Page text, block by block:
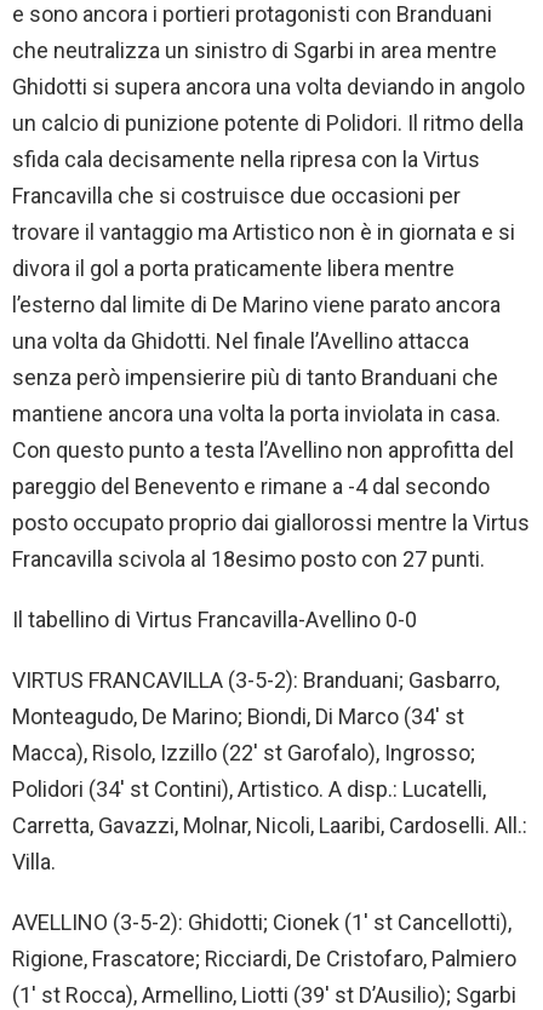
e sono ancora i portieri protagonisti con Branduani
che neutralizza un sinistro di Sgarbi in area mentre
Ghidotti si supera ancora una volta deviando in angolo
un calcio di punizione potente di Polidori. Il ritmo della
sfida cala decisamente nella ripresa con la Virtus
Francavilla che si costruisce due occasioni per
trovare il vantaggio ma Artistico non è in giornata e si
divora il gol a porta praticamente libera mentre
l’esterno dal limite di De Marino viene parato ancora
una volta da Ghidotti. Nel finale l’Avellino attacca
senza però impensierire più di tanto Branduani che
mantiene ancora una volta la porta inviolata in casa.
Con questo punto a testa l’Avellino non approfitta del
pareggio del Benevento e rimane a -4 dal secondo
posto occupato proprio dai giallorossi mentre la Virtus
Francavilla scivola al 18esimo posto con 27 punti.
Il tabellino di Virtus Francavilla-Avellino 0-0
VIRTUS FRANCAVILLA (3-5-2): Branduani; Gasbarro,
Monteagudo, De Marino; Biondi, Di Marco (34′ st
Macca), Risolo, Izzillo (22′ st Garofalo), Ingrosso;
Polidori (34′ st Contini), Artistico. A disp.: Lucatelli,
Carretta, Gavazzi, Molnar, Nicoli, Laaribi, Cardoselli. All.:
Villa.
AVELLINO (3-5-2): Ghidotti; Cionek (1′ st Cancellotti),
Rigione, Frascatore; Ricciardi, De Cristofaro, Palmiero
(1′ st Rocca), Armellino, Liotti (39′ st D’Ausilio); Sgarbi